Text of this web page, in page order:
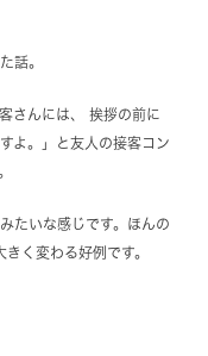
話。
さんには、 挨拶の前に
よ。」と友人の接客コン
たいな感じです。ほんの
く変わる好例です。